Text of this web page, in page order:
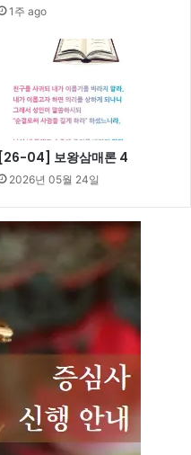
1주 ago
[26-04] 보왕삼매론 4
2026년 05월 24일